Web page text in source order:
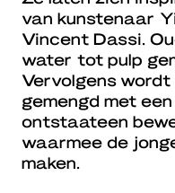
van kunstenaar
Vincent Dassi.
water tot pulp
Vervolgens
gemengd met
ontstaateen
waarmee de
maken.